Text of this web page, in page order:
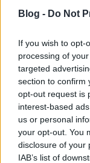
Blog - Do Not
If you wish to opt-
processing of
targeted
section to confirm
opt-out request is
interest-based
us or personal
your opt-out. You
disclosure of your
IAB’s list of
Tokaji
kóstoljuk?
Wine T. Ester•2009.
Tokaji
KÓSTOLJUNK
megválaszolni,
medencében
változatai
hát az a